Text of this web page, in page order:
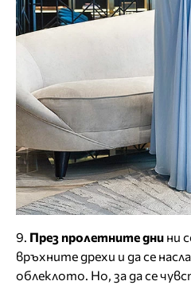
9. През пролетните дни ни
връхните дрехи и да се
облеклото. Но, за да се